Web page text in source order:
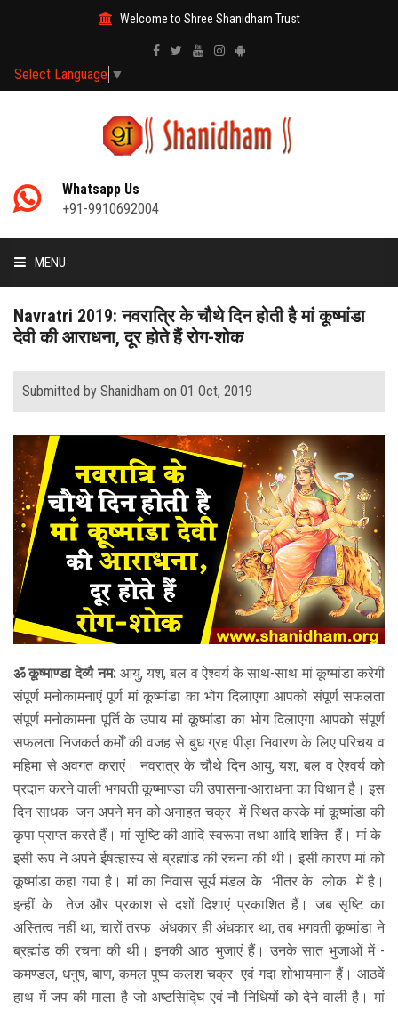
Welcome to Shree Shanidham Trust
Select Language ▼
Whatsapp Us
+91-9910692004
MENU
HOME
ABOUT DAATI
JANAMPATRI
RASHIPHAL
LORD SHANI
LITERATURE
CONTACT US
Navratri 2019: नवरात्रि के चौथे दिन होती है मां कूष्मांडा
देवी की आराधना, दूर होते हैं रोग-शोक
Submitted by Shanidham on 01 Oct, 2019
ॐ कूष्माण्डा देव्यै नम: आयु, यश, बल व ऐश्वर्य के साथ-साथ मां कूष्मांडा करेगी
संपूर्ण मनोकामनाएं पूर्ण मां कूष्मांडा का भोग दिलाएगा आपको संपूर्ण सफलता
संपूर्ण मनोकामना पूर्ति के उपाय मां कूष्मांडा का भोग दिलाएगा आपको संपूर्ण
सफलता निजकर्त कर्मोँ की वजह से बुध ग्रह पीड़ा निवारण के लिए परिचय व
महिमा से अवगत कराएं। नवरात्र के चौथे दिन आयु, यश, बल व ऐश्वर्य को
प्रदान करने वाली भगवती कूष्माण्डा की उपासना-आराधना का विधान है। इस
दिन साधक जन अपने मन को अनाहत चक्र में स्थित करके मां कूष्मांडा की
कृपा प्राप्त करते हैं। मां सृष्टि की आदि स्वरूपा तथा आदि शक्ति हैं। मां के
इसी रूप ने अपने ईषत्हास्य से ब्रह्मांड की रचना की थी। इसी कारण मां को
कूष्मांडा कहा गया है। मां का निवास सूर्य मंडल के भीतर के लोक में है।
इन्हीं के तेज और प्रकाश से दशों दिशाएं प्रकाशित हैं। जब सृष्टि का
अस्तित्व नहीं था, चारों तरफ अंधकार ही अंधकार था, तब भगवती कूष्मांडा ने
ब्रह्मांड की रचना की थी। इनकी आठ भुजाएं हैं। उनके सात भुजाओं में -
कमण्डल, धनुष, बाण, कमल पुष्प कलश चक्र एवं गदा शोभायमान हैं। आठवें
हाथ में जप की माला है जो अष्टसिद्घि एवं नौ निधियों को देने वाली है। मां